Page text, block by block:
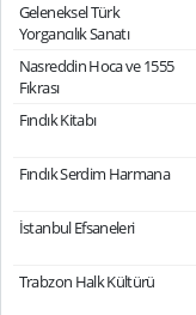
Geleneksel Türk
Yorgancılık Sanatı
Nasreddin Hoca ve 1555
Fıkrası
Fındık Kitabı
Fındık Serdim Harmana
İstanbul Efsaneleri
Trabzon Halk Kültürü